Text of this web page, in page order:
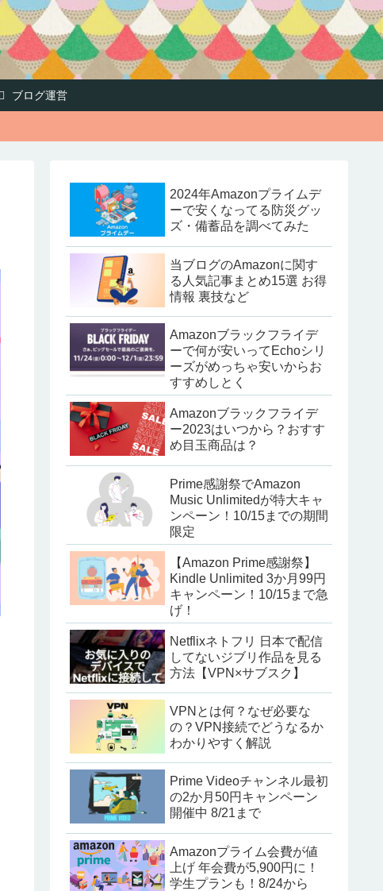
ブログ運営
2024年Amazonプライムデ
ーで安くなってる防災グッ
ズ・備蓄品を調べてみた
当ブログのAmazonに関す
る人気記事まとめ15選 お得
情報 裏技など
Amazonブラックフライデ
ーで何が安いってEchoシリ
ーズがめっちゃ安いからお
すすめしとく
Amazonブラックフライデ
ー2023はいつから？おすす
め目玉商品は？
Prime感謝祭でAmazon
Music Unlimitedが特大キャ
ンペーン！10/15までの期間
限定
【Amazon Prime感謝祭】
Kindle Unlimited 3か月99円
キャンペーン！10/15まで急
げ！
Netflixネトフリ 日本で配信
してないジブリ作品を見る
方法【VPN×サブスク】
VPNとは何？なぜ必要な
の？VPN接続でどうなるか
わかりやすく解説
Prime Videoチャンネル最初
の2か月50円キャンペーン
開催中 8/21まで
Amazonプライム会費が値
上げ 年会費が5,900円に！
学生プランも！8/24から